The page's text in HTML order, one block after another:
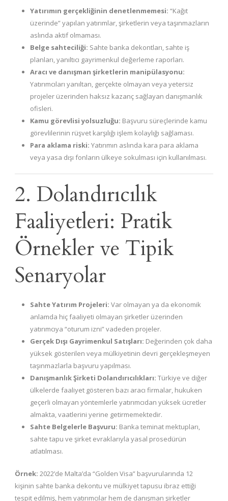
Yatırımın gerçekliğinin denetlenmemesi: “Kağıt
üzerinde” yapılan yatırımlar, şirketlerin veya taşınmazların
aslında aktif olmaması.
Belge sahteciliği: Sahte banka dekontları, sahte iş
planları, yanıltıcı gayrimenkul değerleme raporları.
Aracı ve danışman şirketlerin manipülasyonu:
Yatırımcıları yanıltan, gerçekte olmayan veya yetersiz
projeler üzerinden haksız kazanç sağlayan danışmanlık
ofisleri.
Kamu görevlisi yolsuzluğu: Başvuru süreçlerinde kamu
görevlilerinin rüşvet karşılığı işlem kolaylığı sağlaması.
Para aklama riski: Yatırımın aslında kara para aklama
veya yasa dışı fonların ülkeye sokulması için kullanılması.
2. Dolandırıcılık
Faaliyetleri: Pratik
Örnekler ve Tipik
Senaryolar
Sahte Yatırım Projeleri: Var olmayan ya da ekonomik
anlamda hiç faaliyeti olmayan şirketler üzerinden
yatırımcıya “oturum izni” vadeden projeler.
Gerçek Dışı Gayrimenkul Satışları: Değerinden çok daha
yüksek gösterilen veya mülkiyetinin devri gerçekleşmeyen
taşınmazlarla başvuru yapılması.
Danışmanlık Şirketi Dolandırıcılıkları: Türkiye ve diğer
ülkelerde faaliyet gösteren bazı aracı firmalar, hukuken
geçerli olmayan yöntemlerle yatırımcıdan yüksek ücretler
almakta, vaatlerini yerine getirmemektedir.
Sahte Belgelerle Başvuru: Banka teminat mektupları,
sahte tapu ve şirket evraklarıyla yasal prosedürün
atlatılması.
Örnek: 2022’de Malta’da “Golden Visa” başvurularında 12
kişinin sahte banka dekontu ve mülkiyet tapusu ibraz ettiği
tespit edilmiş, hem yatırımcılar hem de danışman şirketler